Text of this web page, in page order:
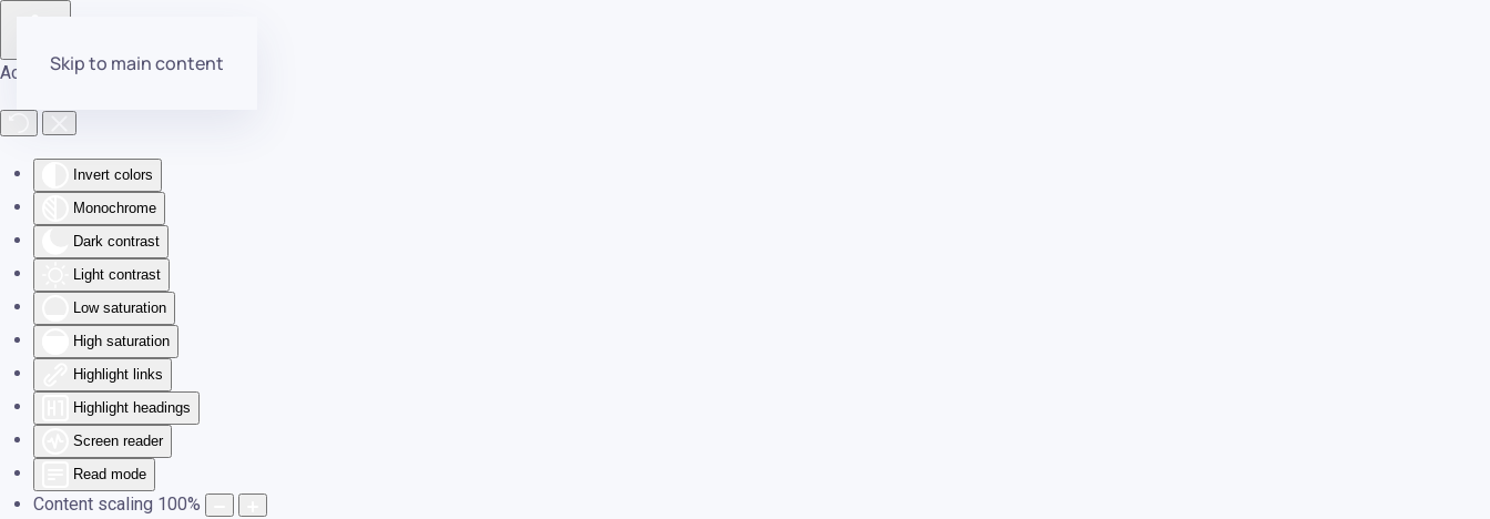
Accessibility Tools
Invert colors
Monochrome
Dark contrast
Light contrast
Low saturation
High saturation
Highlight links
Highlight headings
Screen reader
Read mode
Content scaling 100%
Skip to main content